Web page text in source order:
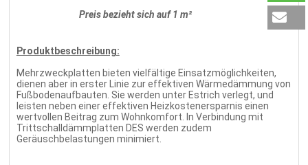
Preis bezieht sich auf 1 m²
Produktbeschreibung:
Mehrzweckplatten bieten vielfältige Einsatzmöglichkeiten,
dienen aber in erster Linie zur effektiven Wärmedämmung von
Fußbodenaufbauten. Sie werden unter Estrich verlegt, und
leisten neben einer effektiven Heizkostenersparnis einen
wertvollen Beitrag zum Wohnkomfort. In Verbindung mit
Trittschalldämmplatten DES werden zudem
Geräuschbelastungen minimiert.